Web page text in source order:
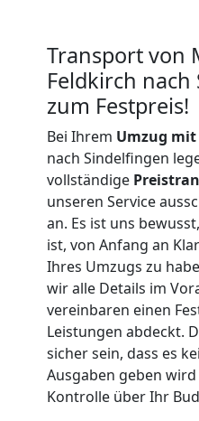
Transport von
Feldkirch
zum Festpreis!
Bei Ihrem Umzug
nach Sindelfingen
vollständige
unseren Service
an. Es ist uns
ist, von Anfang an
Ihres Umzugs zu
wir alle Details im
vereinbaren einen
Leistungen abdeckt.
sicher sein, dass es
Ausgaben geben
Kontrolle über Ihr
Feldkirch
Tragehilfe
Feldkirch
Kleiner
Umzug
Feldkirch